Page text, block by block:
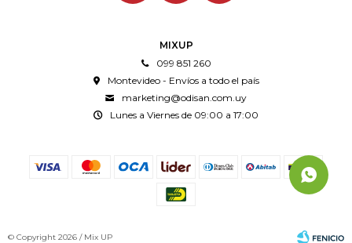
MIXUP
099 851 260
Montevideo - Envíos a todo el país
marketing@odisan.com.uy
Lunes a Viernes de 09:00 a 17:00
© Copyright 2026 / Mix UP